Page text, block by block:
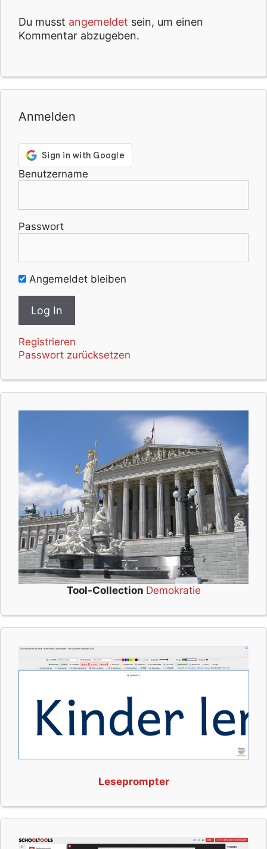
Du musst angemeldet sein, um einen
Kommentar abzugeben.
Anmelden
Benutzername
Passwort
Angemeldet bleiben
Registrieren
Passwort zurücksetzen
Tool-Collection Demokratie
Leseprompter